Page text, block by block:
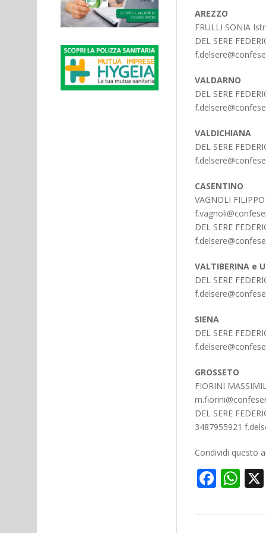
AREZZO
FRULLI SONIA
DEL SERE
VALDARNO
DEL SERE
VALDICHIANA
DEL SERE
CASENTINO
VAGNOLI
DEL SERE
VALTIBERINA e
DEL SERE
SIENA
DEL SERE
GROSSETO
FIORINI
DEL SERE
3487955921
Condividi questo